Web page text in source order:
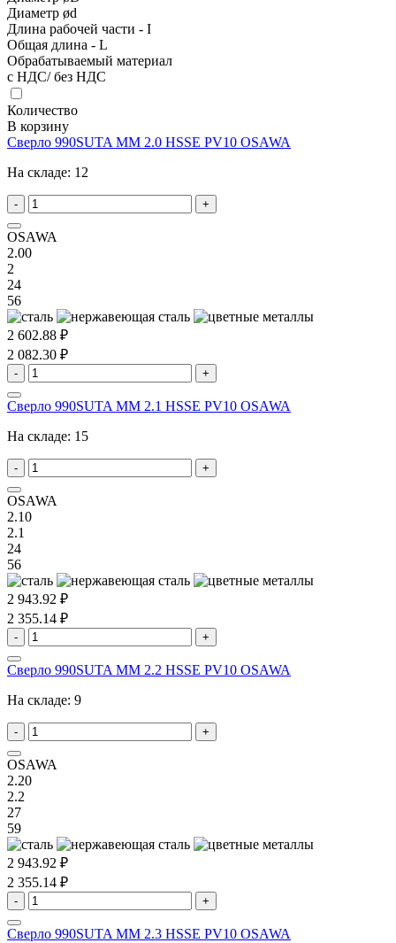
Диаметр ød
Длина рабочей части - I
Общая длина - L
Обрабатываемый материал
с НДС/ без НДС
Количество
В корзину
Сверло 990SUTA MM 2.0 HSSE PV10 OSAWA
На складе: 12
- +
OSAWA
2.00
2
24
56
2 602.88 ₽
2 082.30 ₽
- +
Сверло 990SUTA MM 2.1 HSSE PV10 OSAWA
На складе: 15
- +
OSAWA
2.10
2.1
24
56
2 943.92 ₽
2 355.14 ₽
- +
Сверло 990SUTA MM 2.2 HSSE PV10 OSAWA
На складе: 9
- +
OSAWA
2.20
2.2
27
59
2 943.92 ₽
2 355.14 ₽
- +
Сверло 990SUTA MM 2.3 HSSE PV10 OSAWA